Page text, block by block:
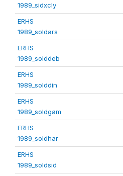
1989_sidxcly
ERHS
1989_soldars
ERHS
1989_solddeb
ERHS
1989_solddin
ERHS
1989_soldgam
ERHS
1989_soldhar
ERHS
1989_soldsid